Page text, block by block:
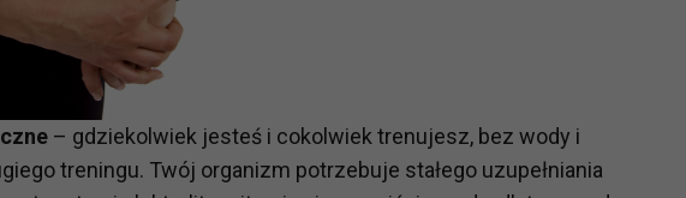
– gdziekolwiek jesteś i cokolwiek trenujesz, bez wody i
treningu. Twój organizm potrzebuje stałego uzupełniania